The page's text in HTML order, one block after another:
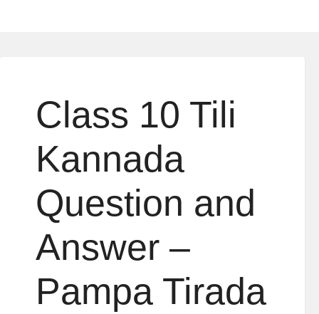
Class 10 Tili
Kannada
Question and
Answer –
Pampa Tirada